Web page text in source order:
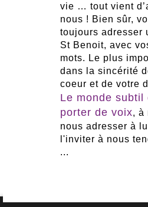
vie … tout vient
nous ! Bien sûr,
toujours adresser
St Benoit, avec
mots. Le plus
dans la sincérité
coeur et de votre
Le monde subtil
porter de voix, à
nous adresser à
l'inviter à nous
...